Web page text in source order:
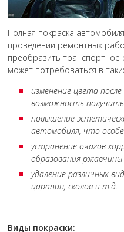
Полная покраска
проведении ремонтных
преобразить транспортное
может потребоваться в
изменение цвета
возможность
повышение
автомобиля, что
устранение очагов
образования ржавчины
удаление различных
царапин, сколов и т.д.
Виды покраски: